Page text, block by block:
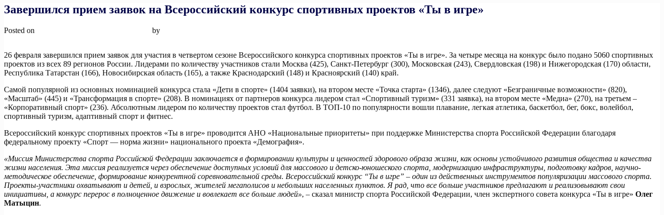
Завершился прием заявок на Всероссийский конкурс спортивных проектов «Ты в игре»
Posted on by
26 февраля завершился прием заявок для участия в четвертом сезоне Всероссийского конкурса спортивных проектов «Ты в игре». За четыре месяца на конкурс было подано 5060 спортивных
проектов из всех 89 регионов России. Лидерами по количеству участников стали Москва (425), Санкт-Петербург (300), Московская (243), Свердловская (198) и Нижегородская (170) области,
Республика Татарстан (166), Новосибирская область (165), а также Краснодарский (148) и Красноярский (140) край.
Самой популярной из основных номинацией конкурса стала «Дети в спорте» (1404 заявки), на втором месте «Точка старта» (1346), далее следуют «Безграничные возможности» (820),
«Масштаб» (445) и «Трансформация в спорте» (208). В номинациях от партнеров конкурса лидером стал «Спортивный туризм» (331 заявка), на втором месте «Медиа» (270), на третьем –
«Корпоративный спорт» (236). Абсолютным лидером по количеству проектов стал футбол. В ТОП-10 по популярности вошли плавание, легкая атлетика, баскетбол, бег, бокс, волейбол,
спортивный туризм, адаптивный спорт и фитнес.
Всероссийский конкурс спортивных проектов «Ты в игре» проводится АНО «Национальные приоритеты» при поддержке Министерства спорта Российской Федерации благодаря
федеральному проекту «Спорт — норма жизни» национального проекта «Демография».
«Миссия Министерства спорта Российской Федерации заключается в формировании культуры и ценностей здорового образа жизни, как основы устойчивого развития общества и качества
жизни населения. Эта миссия реализуется через обеспечение доступных условий для массового и детско-юношеского спорта, модернизацию инфраструктуры, подготовку кадров, научно-
методическое обеспечение, формирование конкурентной соревновательной среды. Всероссийский конкурс “Ты в игре” – один из действенных инструментов популяризации массового спорта.
Проекты-участники охватывают и детей, и взрослых, жителей мегаполисов и небольших населенных пунктов. Я рад, что все больше участников предлагают и реализовывают свои
инициативы, а конкурс перерос в полноценное движение и вовлекает все больше людей», – сказал министр спорта Российской Федерации, член экспертного совета конкурса «Ты в игре» Олег
Матыцин.